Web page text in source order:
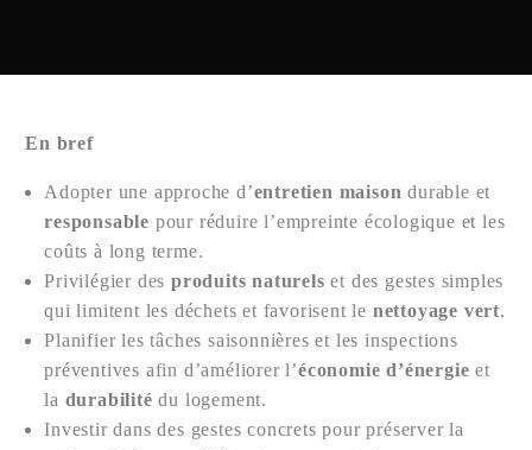
En bref
Adopter une approche d’entretien maison durable et
responsable pour réduire l’empreinte écologique et les
coûts à long terme.
Privilégier desproduits naturels et des gestes simples
qui limitent les déchets et favorisent le nettoyage vert.
Planifier les tâches saisonnières et les inspections
préventives afin d’améliorer l’économie d’énergie et
la durabilité du logement.
Investir dans des gestes concrets pour préserver la